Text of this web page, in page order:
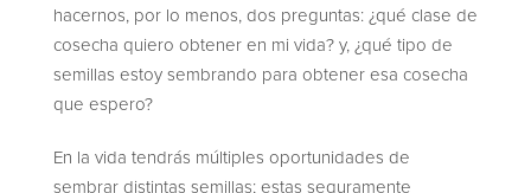
hacernos, por lo menos, dos preguntas: ¿qué clase de
cosecha quiero obtener en mi vida? y, ¿qué tipo de
semillas estoy sembrando para obtener esa cosecha
que espero?
En la vida tendrás múltiples oportunidades de
sembrar distintas semillas; estas seguramente